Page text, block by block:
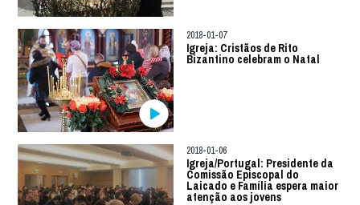
2018-01-07
Igreja: Cristãos de Rito
Bizantino celebram o Natal
2018-01-06
Igreja/Portugal: Presidente da
Comissão Episcopal do
Laicado e Família espera maior
atenção aos jovens